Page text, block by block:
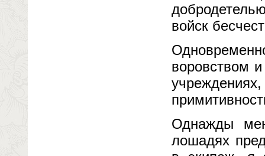
войск
воровством
Однажды
лошадях